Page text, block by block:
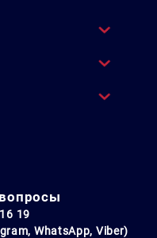
19
WhatsApp, Viber)